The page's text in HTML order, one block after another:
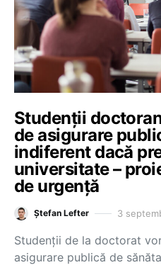
Studenții
de asigurare
indiferent dacă
universitate –
de urgență
Ștefan Lefter 3
Studenții de la doctorat
asigurare publică de